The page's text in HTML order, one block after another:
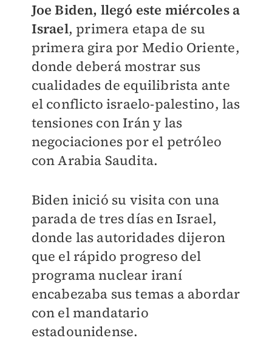
Joe Biden, llegó este miércoles a
Israel, primera etapa de su
primera gira por Medio Oriente,
donde deberá mostrar sus
cualidades de equilibrista ante
el conflicto israelo-palestino, las
tensiones con Irán y las
negociaciones por el petróleo
con Arabia Saudita.
Biden inició su visita con una
parada de tres días en Israel,
donde las autoridades dijeron
que el rápido progreso del
programa nuclear iraní
encabezaba sus temas a abordar
con el mandatario
estadounidense.